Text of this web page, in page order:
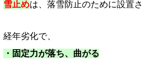
雪止めは、落雪防止のために設置さ
経年劣化で、
・固定力が落ち、曲がる